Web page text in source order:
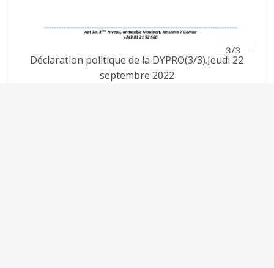
Déclaration politique de la DYPRO(3/3).Jeudi 22
septembre 2022